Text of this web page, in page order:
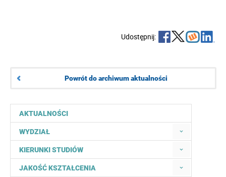
AKTUALNOŚCI
WYDZIAŁ
KIERUNKI STUDIÓW
JAKOŚĆ KSZTAŁCENIA
Udostępnij:
Powrót do archiwum aktualności